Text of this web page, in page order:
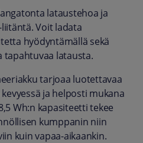
lataustehoa ja
liitäntä. Voit ladata
hyödyntämällä sekä
tapahtuvaa latausta.
tarjoaa luotettavaa
ja helposti mukana
Wh:n kapasiteetti tekee
kumppanin niin
kuin vapaa-aikaankin.